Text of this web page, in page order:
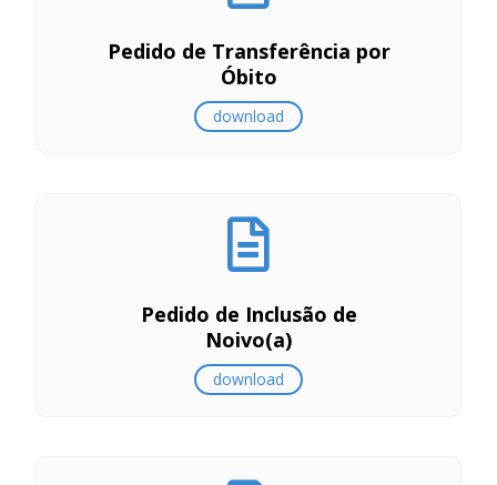
Pedido de Transferência por
Óbito
download
Pedido de Inclusão de
Noivo(a)
download